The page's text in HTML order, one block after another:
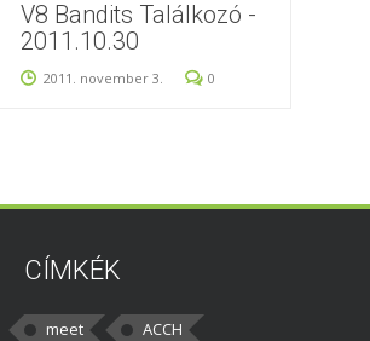
V8 Bandits Találkozó -
2011.10.30
2011. november 3. 0
CÍMKÉK
meet
ACCH